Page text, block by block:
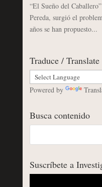
“El Sueño del
Pereda, surgió el
años se han propuesto...
Traduce / Translate
Powered by
Busca contenido
Suscríbete a